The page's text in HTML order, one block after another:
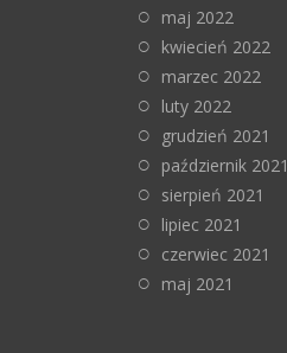
maj 2022
kwiecień 2022
marzec 2022
luty 2022
grudzień 2021
październik 2021
sierpień 2021
lipiec 2021
czerwiec 2021
maj 2021